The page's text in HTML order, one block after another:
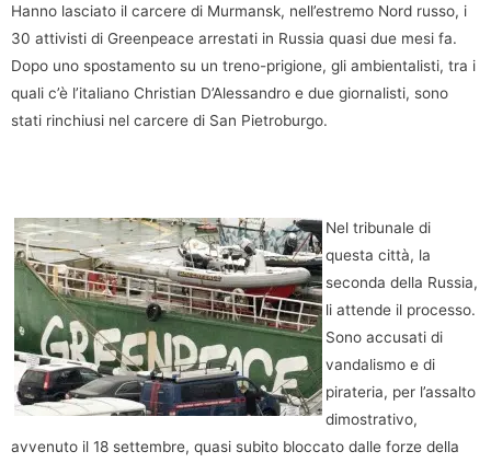
Hanno lasciato il carcere di Murmansk, nell’estremo Nord russo, i
30 attivisti di Greenpeace arrestati in Russia quasi due mesi fa.
Dopo uno spostamento su un treno-prigione, gli ambientalisti, tra i
quali c’è l’italiano Christian D’Alessandro e due giornalisti, sono
stati rinchiusi nel carcere di San Pietroburgo.
Nel tribunale di
questa città, la
seconda della Russia,
li attende il processo.
Sono accusati di
vandalismo e di
pirateria, per l’assalto
dimostrativo,
avvenuto il 18 settembre, quasi subito bloccato dalle forze della